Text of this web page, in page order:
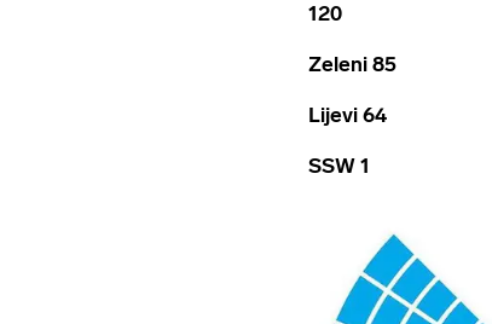
120
Zeleni 85
Lijevi 64
SSW 1